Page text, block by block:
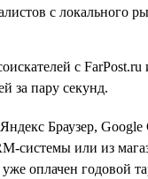
с локального
с
за пару секунд.
Браузер,
системы или из
оплачен годовой